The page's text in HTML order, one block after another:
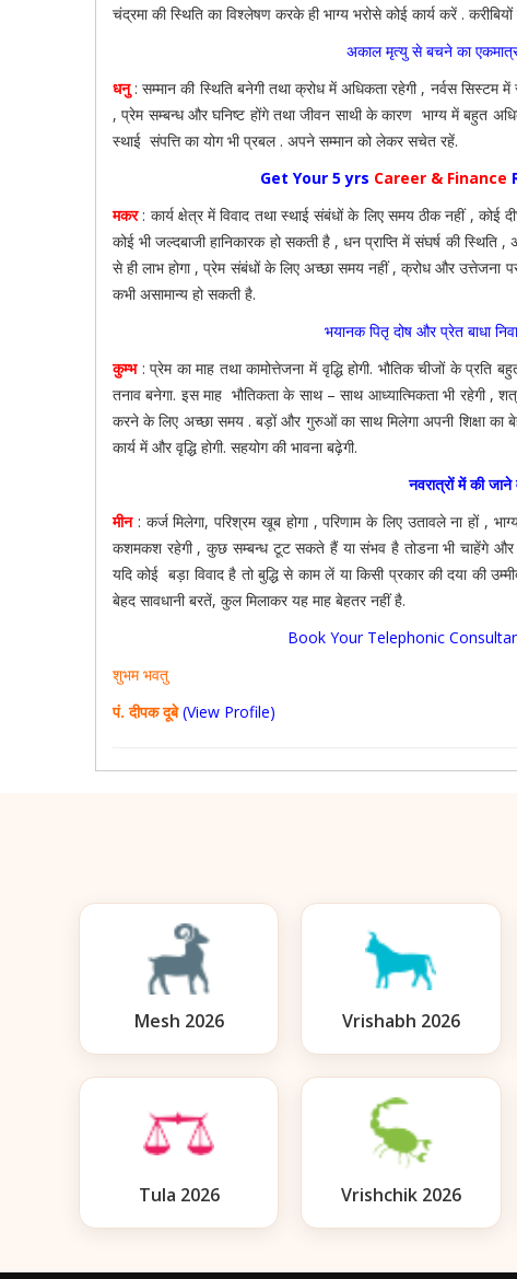
चंद्रमा की स्थिति का विश्लेषण करके ही भाग्य भरोसे कोई कार्य करें . करीबियों
अकाल मृत्यु से बचने का
धनु: सम्मान की स्थिति बनेगी तथा क्रोध में अधिकता रहेगी , नर्वस सिस्टम
, प्रेम सम्बन्ध और घनिष्ट होंगे तथा जीवन साथी के कारण भाग्य में बहुत
स्थाई संपत्ति का योग भी प्रबल . अपने सम्मान को लेकर सचेत रहें.
Get Your 5 yrs Career & Finance
मकर: कार्य क्षेत्र में विवाद तथा स्थाई संबंधों के लिए समय ठीक नहीं , कोई
कोई भी जल्दबाजी हानिकारक हो सकती है , धन प्राप्ति में संघर्ष की
से ही लाभ होगा , प्रेम संबंधों के लिए अच्छा समय नहीं , क्रोध और उत्तेजना
कभी असामान्य हो सकती है.
भयानक पितृ दोष और प्रेत बाधा
कुम्भ : प्रेम का माह तथा कामोत्तेजना में वृद्धि होगी. भौतिक चीजों के
तनाव बनेगा. इस माह भौतिकता के साथ – साथ आध्यात्मिकता भी रहेगी ,
करने के लिए अच्छा समय . बड़ों और गुरुओं का साथ मिलेगा अपनी शिक्षा
कार्य में और वृद्धि होगी. सहयोग की भावना बढ़ेगी.
नवरात्रों में की जाने
मीन: कर्ज मिलेगा, परिश्रम खूब होगा , परिणाम के लिए उतावले ना हों ,
कशमकश रहेगी , कुछ सम्बन्ध टूट सकते हैं या संभव है तोडना भी चाहेंगे और
यदि कोई बड़ा विवाद है तो बुद्धि से काम लें या किसी प्रकार की दया
बेहद सावधानी बरतें, कुल मिलाकर यह माह बेहतर नहीं है.
Book Your Telephonic
शुभम भवतु
पं. दीपक दूबे(View Profile)
Mesh 2026 Vrishabh 2026
Tula 2026 Vrishchik 2026